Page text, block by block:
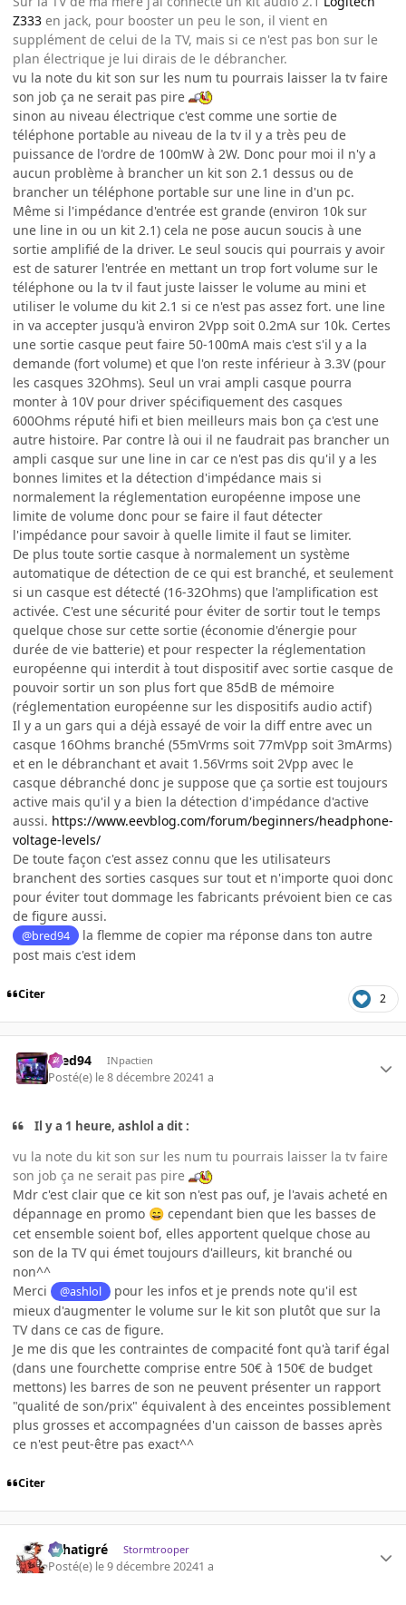
Z333 en jack, pour booster un peu le son, il vient en
supplément de celui de la TV, mais si ce n'est pas bon sur le
plan électrique je lui dirais de le débrancher.
vu la note du kit son sur les num tu pourrais laisser la tv faire
son job ça ne serait pas pire
sinon au niveau électrique c'est comme une sortie de
téléphone portable au niveau de la tv il y a très peu de
puissance de l'ordre de 100mW à 2W. Donc pour moi il n'y a
aucun problème à brancher un kit son 2.1 dessus ou de
brancher un téléphone portable sur une line in d'un pc.
Même si l'impédance d'entrée est grande (environ 10k sur
une line in ou un kit 2.1) cela ne pose aucun soucis à une
sortie amplifié de la driver. Le seul soucis qui pourrais y avoir
est de saturer l'entrée en mettant un trop fort volume sur le
téléphone ou la tv il faut juste laisser le volume au mini et
utiliser le volume du kit 2.1 si ce n'est pas assez fort. une line
in va accepter jusqu'à environ 2Vpp soit 0.2mA sur 10k. Certes
une sortie casque peut faire 50-100mA mais c'est s'il y a la
demande (fort volume) et que l'on reste inférieur à 3.3V (pour
les casques 32Ohms). Seul un vrai ampli casque pourra
monter à 10V pour driver spécifiquement des casques
600Ohms réputé hifi et bien meilleurs mais bon ça c'est une
autre histoire. Par contre là oui il ne faudrait pas brancher un
ampli casque sur une line in car ce n'est pas dis qu'il y a les
bonnes limites et la détection d'impédance mais si
normalement la réglementation européenne impose une
limite de volume donc pour se faire il faut détecter
l'impédance pour savoir à quelle limite il faut se limiter.
De plus toute sortie casque à normalement un système
automatique de détection de ce qui est branché, et seulement
si un casque est détecté (16-32Ohms) que l'amplification est
activée. C'est une sécurité pour éviter de sortir tout le temps
quelque chose sur cette sortie (économie d'énergie pour
durée de vie batterie) et pour respecter la réglementation
européenne qui interdit à tout dispositif avec sortie casque de
pouvoir sortir un son plus fort que 85dB de mémoire
(réglementation européenne sur les dispositifs audio actif)
Il y a un gars qui a déjà essayé de voir la diff entre avec un
casque 16Ohms branché (55mVrms soit 77mVpp soit 3mArms)
et en le débranchant et avait 1.56Vrms soit 2Vpp avec le
casque débranché donc je suppose que ça sortie est toujours
active mais qu'il y a bien la détection d'impédance d'active
aussi. https://www.eevblog.com/forum/beginners/headphone-
voltage-levels/
De toute façon c'est assez connu que les utilisateurs
branchent des sorties casques sur tout et n'importe quoi donc
pour éviter tout dommage les fabricants prévoient bien ce cas
de figure aussi.
@bred94
la flemme de copier ma réponse dans ton autre
post mais c'est idem
Citer 2
bred94 INpactien
Posté(e) le 8 décembre 20241 a
Il y a 1 heure, ashlol a dit :
vu la note du kit son sur les num tu pourrais laisser la tv faire
son job ça ne serait pas pire
Mdr c'est clair que ce kit son n'est pas ouf, je l'avais acheté en
dépannage en promo 😄 cependant bien que les basses de
cet ensemble soient bof, elles apportent quelque chose au
son de la TV qui émet toujours d'ailleurs, kit branché ou
non^^
Merci
@ashlol
pour les infos et je prends note qu'il est
mieux d'augmenter le volume sur le kit son plutôt que sur la
TV dans ce cas de figure.
Je me dis que les contraintes de compacité font qu'à tarif égal
(dans une fourchette comprise entre 50€ à 150€ de budget
mettons) les barres de son ne peuvent présenter un rapport
"qualité de son/prix" équivalent à des enceintes possiblement
plus grosses et accompagnées d'un caisson de basses après
ce n'est peut-être pas exact^^
Citer
r.chatigré Stormtrooper
Posté(e) le 9 décembre 20241 a